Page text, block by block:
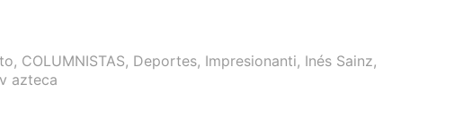
, COLUMNISTAS, Deportes, Impresionanti, Inés Sainz,
azteca